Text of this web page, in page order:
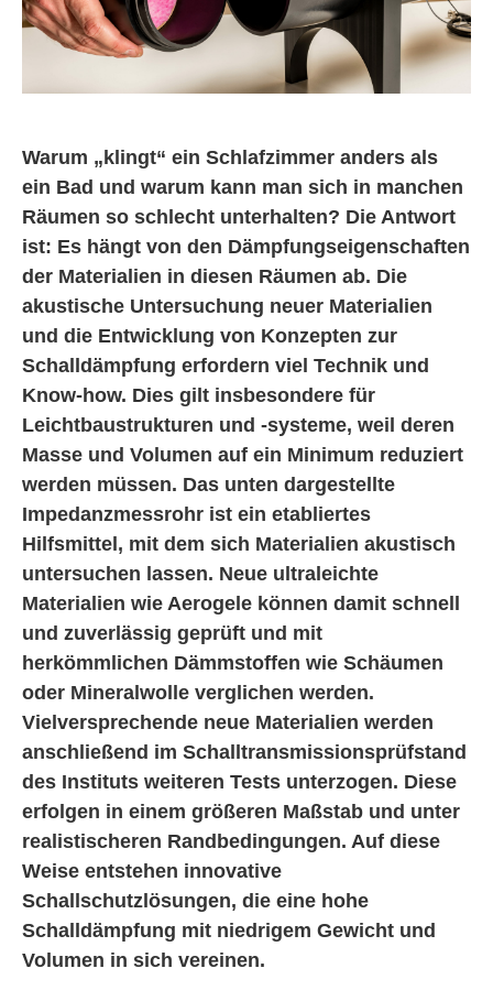
Warum „klingt“ ein Schlafzimmer anders als
ein Bad und warum kann man sich in manchen
Räumen so schlecht unterhalten? Die Antwort
ist: Es hängt von den Dämpfungseigenschaften
der Materialien in diesen Räumen ab. Die
akustische Untersuchung neuer Materialien
und die Entwicklung von Konzepten zur
Schalldämpfung erfordern viel Technik und
Know-how. Dies gilt insbesondere für
Leichtbaustrukturen und -systeme, weil deren
Masse und Volumen auf ein Minimum reduziert
werden müssen. Das unten dargestellte
Impedanzmessrohr ist ein etabliertes
Hilfsmittel, mit dem sich Materialien akustisch
untersuchen lassen. Neue ultraleichte
Materialien wie Aerogele können damit schnell
und zuverlässig geprüft und mit
herkömmlichen Dämmstoffen wie Schäumen
oder Mineralwolle verglichen werden.
Vielversprechende neue Materialien werden
anschließend im Schalltransmissionsprüfstand
des Instituts weiteren Tests unterzogen. Diese
erfolgen in einem größeren Maßstab und unter
realistischeren Randbedingungen. Auf diese
Weise entstehen innovative
Schallschutzlösungen, die eine hohe
Schalldämpfung mit niedrigem Gewicht und
Volumen in sich vereinen.